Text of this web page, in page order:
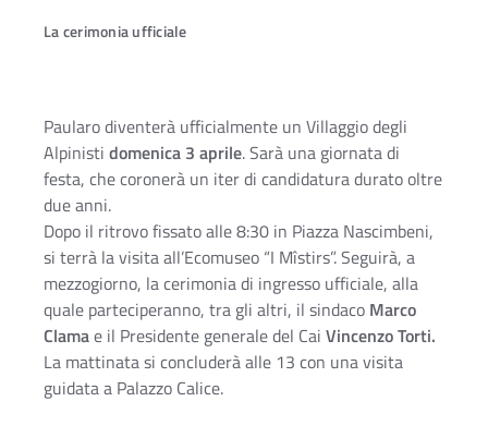
La cerimonia ufficiale
Paularo diventerà ufficialmente un Villaggio degli
Alpinisti domenica 3 aprile. Sarà una giornata di
festa, che coronerà un iter di candidatura durato oltre
due anni.
Dopo il ritrovo fissato alle 8:30 in Piazza Nascimbeni,
si terrà la visita all’Ecomuseo “I Mîstirs”. Seguirà, a
mezzogiorno, la cerimonia di ingresso ufficiale, alla
quale parteciperanno, tra gli altri, il sindaco Marco
Clamae il Presidente generale del Cai Vincenzo Torti.
La mattinata si concluderà alle 13 con una visita
guidata a Palazzo Calice.